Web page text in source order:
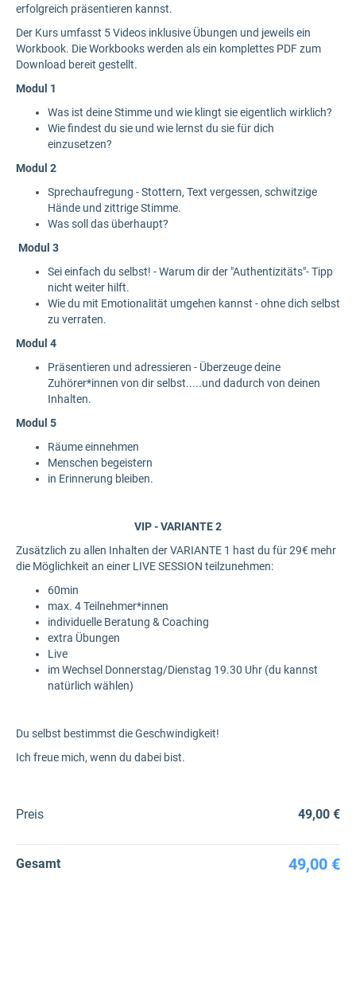
erfolgreich präsentieren kannst.
Der Kurs umfasst 5 Videos inklusive Übungen und jeweils ein
Workbook. Die Workbooks werden als ein komplettes PDF zum
Download bereit gestellt.
Modul 1
Was ist deine Stimme und wie klingt sie eigentlich wirklich?
Wie findest du sie und wie lernst du sie für dich
einzusetzen?
Modul 2
Sprechaufregung - Stottern, Text vergessen, schwitzige
Hände und zittrige Stimme.
Was soll das überhaupt?
Modul 3
Sei einfach du selbst! - Warum dir der "Authentizitäts"- Tipp
nicht weiter hilft.
Wie du mit Emotionalität umgehen kannst - ohne dich selbst
zu verraten.
Modul 4
Präsentieren und adressieren - Überzeuge deine
Zuhörer*innen von dir selbst.....und dadurch von deinen
Inhalten.
Modul 5
Räume einnehmen
Menschen begeistern
in Erinnerung bleiben.
VIP - VARIANTE 2
Zusätzlich zu allen Inhalten der VARIANTE 1 hast du für 29€ mehr
die Möglichkeit an einer LIVE SESSION teilzunehmen:
60min
max. 4 Teilnehmer*innen
individuelle Beratung & Coaching
extra Übungen
Live
im Wechsel Donnerstag/Dienstag 19.30 Uhr (du kannst
natürlich wählen)
Du selbst bestimmst die Geschwindigkeit!
Ich freue mich, wenn du dabei bist.
Preis 49,00 €
Gesamt 49,00 €